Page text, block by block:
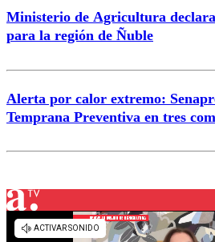
Ministerio de Agricultura
para la región de Ñuble
Alerta por calor extremo:
Temprana Preventiva en tres